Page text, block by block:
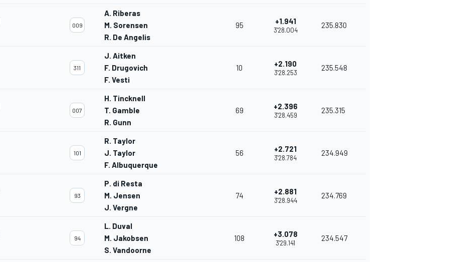
009
A. Riberas
M. Sorensen
R. De Angelis
95 +1.941
3'28.004
235.830
311
J. Aitken
F. Drugovich
F. Vesti
10 +2.190
3'28.253
235.548
007
H. Tincknell
T. Gamble
R. Gunn
69 +2.396
3'28.459
235.315
101
R. Taylor
J. Taylor
F. Albuquerque
56 +2.721
3'28.784
234.949
93
P. di Resta
M. Jensen
J. Vergne
74 +2.881
3'28.944
234.769
94
L. Duval
M. Jakobsen
S. Vandoorne
108 +3.078
3'29.141
234.547